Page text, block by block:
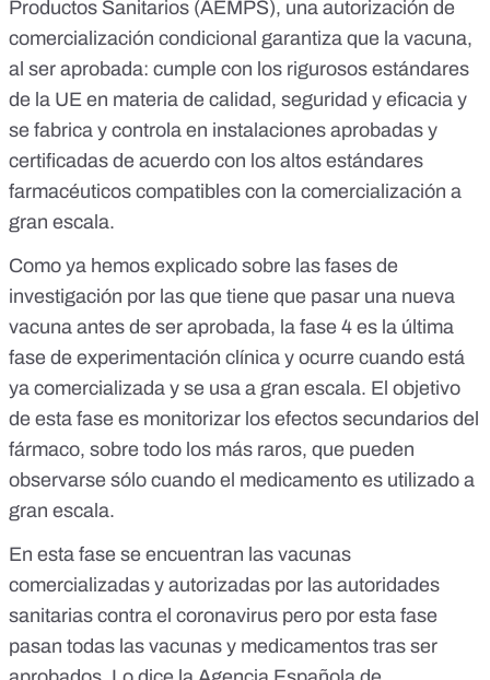
Productos Sanitarios (AEMPS), una autorización de
comercialización condicional garantiza que la vacuna,
al ser aprobada: cumple con los rigurosos estándares
de la UE en materia de calidad, seguridad y eficacia y
se fabrica y controla en instalaciones aprobadas y
certificadas de acuerdo con los altos estándares
farmacéuticos compatibles con la comercialización a
gran escala.
Como ya hemos explicado sobre las fases de
investigación por las que tiene que pasar una nueva
vacuna antes de ser aprobada, la fase 4 es la última
fase de experimentación clínica y ocurre cuando está
ya comercializada y se usa a gran escala. El objetivo
de esta fase es monitorizar los efectos secundarios del
fármaco, sobre todo los más raros, que pueden
observarse sólo cuando el medicamento es utilizado a
gran escala.
En esta fase se encuentran las vacunas
comercializadas y autorizadas por las autoridades
sanitarias contra el coronavirus pero por esta fase
pasan todas las vacunas y medicamentos tras ser